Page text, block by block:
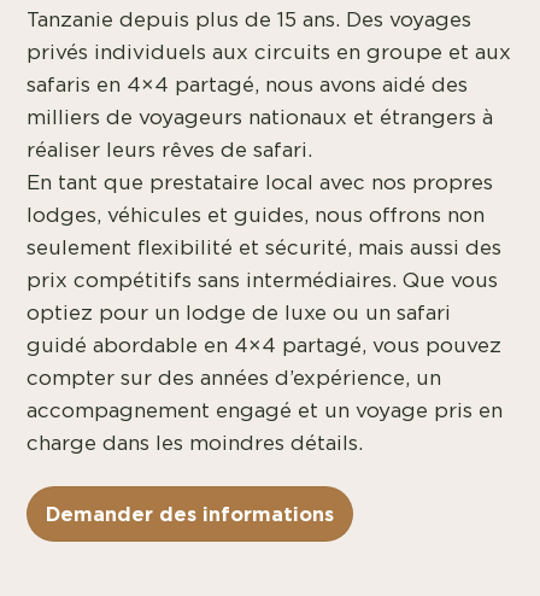
Tanzanie depuis plus de 15 ans. Des voyages
privés individuels aux circuits en groupe et aux
safaris en 4×4 partagé, nous avons aidé des
milliers de voyageurs nationaux et étrangers à
réaliser leurs rêves de safari.
En tant que prestataire local avec nos propres
lodges, véhicules et guides, nous offrons non
seulement flexibilité et sécurité, mais aussi des
prix compétitifs sans intermédiaires. Que vous
optiez pour un lodge de luxe ou un safari
guidé abordable en 4×4 partagé, vous pouvez
compter sur des années d’expérience, un
accompagnement engagé et un voyage pris en
charge dans les moindres détails.
Demander des informations